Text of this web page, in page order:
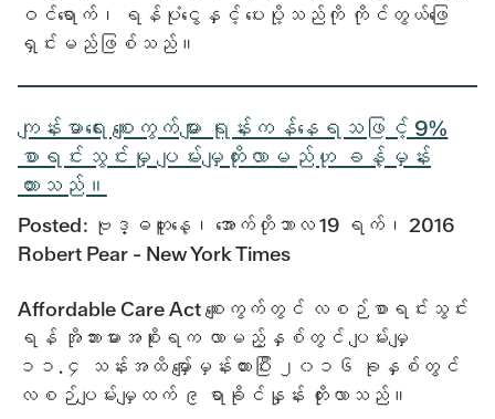
ဝင်ရောက်၊ ရန်ပုံငွေနှင့် ပေးပို့သည်ကို ကိုင်တွယ်ဖြေ
ရှင်းမည်ဖြစ်သည်။
ကျန်းမာရေး စျေးကွက်များ ရုန်းကန်နေရသဖြင့် 9%
စာရင်းသွင်းမှု ပျမ်းမျှတိုးလာမည်ဟု ခန့်မှန်း
ထားသည်။
Posted: ဗုဒ္ဓဟူးနေ့၊ အောက်တိုဘာလ 19 ရက်၊ 2016
Robert Pear - New York Times
Affordable Care Act စျေးကွက်တွင် လစဉ်စာရင်းသွင်း
ရန် အိုဘားမားအစိုးရက လာမည့်နှစ်တွင် ပျမ်းမျှ
၁၁.၄ သန်းအထိ မျှော်မှန်းထားပြီး ၂၀၁၆ ခုနှစ်တွင်
လစဉ်ပျမ်းမျှထက် ၉ ရာခိုင်နှုန်း တိုးလာသည်။